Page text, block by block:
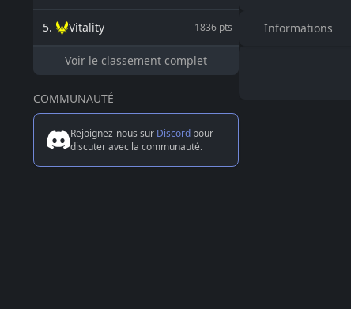
5. Vitality 1836 pts
Voir le classement complet
COMMUNAUTÉ
Rejoignez-nous sur Discord pour
discuter avec la communauté.
Informations